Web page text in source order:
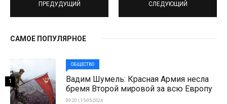
ПРЕДУДУЩИЙ СЛЕДУЮЩИЙ
САМОЕ ПОПУЛЯРНОЕ
ОБЩЕСТВО
Вадим Шумель: Красная Армия несла
бремя Второй мировой за всю Европу
09:20 | 15-05-2024
1